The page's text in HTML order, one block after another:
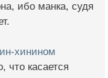
ибо манка, судя
хинином
что касается